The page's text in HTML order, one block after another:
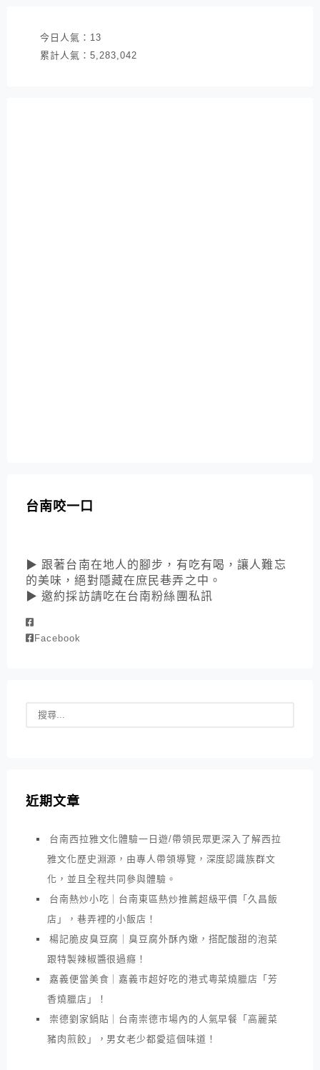
今日人氣： 13
累計人氣： 5,283,042
台南咬一口
▶ 跟著台南在地人的腳步，有吃有喝，讓人難忘
的美味，絕對隱藏在庶民巷弄之中。
▶ 邀約採訪請吃在台南粉絲團私訊
Facebook
近期文章
台南西拉雅文化體驗一日遊/帶領民眾更深入了解西拉
雅文化歷史淵源，由專人帶領導覽，深度認識族群文
化，並且全程共同參與體驗。
台南熱炒小吃｜台南東區熱炒推薦超級平價「久昌飯
店」，巷弄裡的小飯店！
楊記脆皮臭豆腐｜臭豆腐外酥內嫩，搭配酸甜的泡菜
跟特製辣椒醬很過癮！
嘉義便當美食｜嘉義市超好吃的港式粵菜燒臘店「芳
香燒臘店」！
崇德劉家鍋貼｜台南崇德市場內的人氣早餐「高麗菜
豬肉煎餃」，男女老少都愛這個味道！